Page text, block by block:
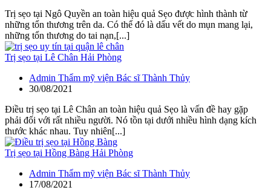
Trị sẹo tại Ngô Quyền an toàn hiệu quả Sẹo được hình thành từ
những tổn thương trên da. Có thể đó là dấu vết do mụn mang lại,
những tổn thương do tai nạn,[...]
Trị sẹo tại Lê Chân Hải Phòng
Admin Thẩm mỹ viện Bác sĩ Thành Thủy
30/08/2021
Điều trị sẹo tại Lê Chân an toàn hiệu quả Sẹo là vấn đề hay gặp
phải đối với rất nhiều người. Nó tồn tại dưới nhiều hình dạng kích
thước khác nhau. Tuy nhiên[...]
Trị sẹo tại Hồng Bàng Hải Phòng
Admin Thẩm mỹ viện Bác sĩ Thành Thủy
17/08/2021